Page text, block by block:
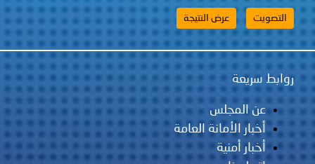
روابط سريعة
عن المجلس
أخبار الأمانة العامة
أخبار أمنية